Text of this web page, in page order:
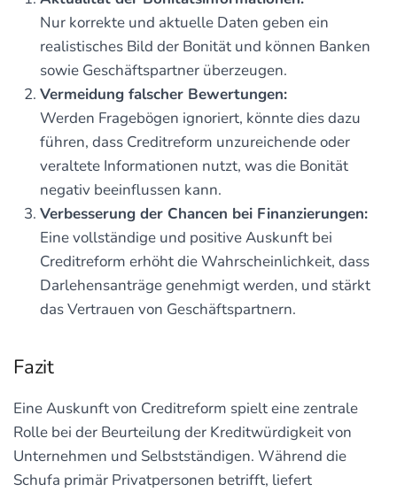
Nur korrekte und aktuelle Daten geben ein
realistisches Bild der Bonität und können Banken
sowie Geschäftspartner überzeugen.
Vermeidung falscher Bewertungen:
Werden Fragebögen ignoriert, könnte dies dazu
führen, dass Creditreform unzureichende oder
veraltete Informationen nutzt, was die Bonität
negativ beeinflussen kann.
Verbesserung der Chancen bei Finanzierungen:
Eine vollständige und positive Auskunft bei
Creditreform erhöht die Wahrscheinlichkeit, dass
Darlehensanträge genehmigt werden, und stärkt
das Vertrauen von Geschäftspartnern.
Fazit
Eine Auskunft von Creditreform spielt eine zentrale
Rolle bei der Beurteilung der Kreditwürdigkeit von
Unternehmen und Selbstständigen. Während die
Schufa primär Privatpersonen betrifft, liefert